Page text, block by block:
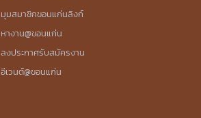
มุมสมาชิกขอนแก่นลิงก์
หางาน@ขอนแก่น
ลงประกาศรับสมัครงาน
อีเวนต์@ขอนแก่น